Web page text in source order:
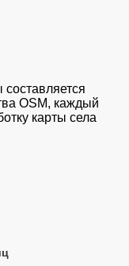
OSM, каждый
карты села